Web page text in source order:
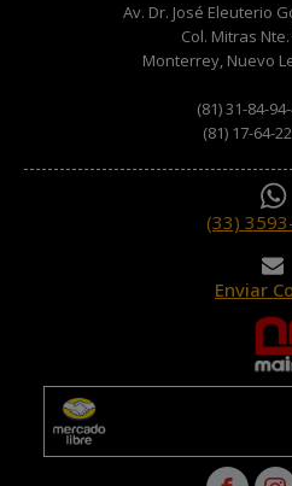
Av. Dr. José Eleuterio
Col. Mitras
Monterrey, Nuevo
(81) 31-84-
(81) 17-64-
(33)
Enviar